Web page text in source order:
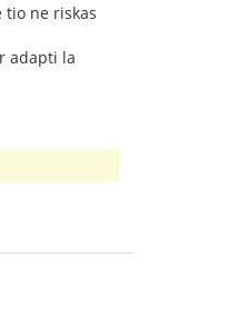
tio ne riskas
adapti la